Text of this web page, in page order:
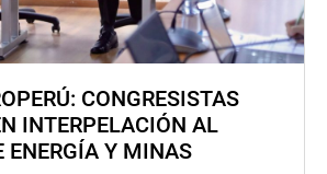
CONGRESISTAS
INTERPELACIÓN AL
ENERGÍA Y MINAS